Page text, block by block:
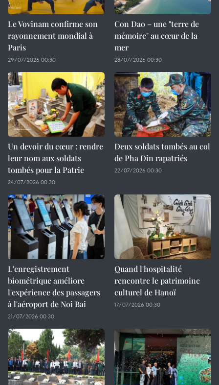
Le Vovinam confirme son
rayonnement mondial à
Paris
29/07/2026 00:30
Con Dao – une "terre de
mémoire" au cœur de la
mer
28/07/2026 00:30
Un devoir du cœur : rendre
leur nom aux soldats
tombés pour la Patrie
24/07/2026 00:30
Deux soldats tombés au col
de Pha Din rapatriés
22/07/2026 00:30
L'enregistrement
biométrique améliore
l'expérience des passagers
à l'aéroport de Noi Bai
21/07/2026 00:30
Quand l'hospitalité
rencontre le patrimoine
culturel de Hanoï
17/07/2026 00:30